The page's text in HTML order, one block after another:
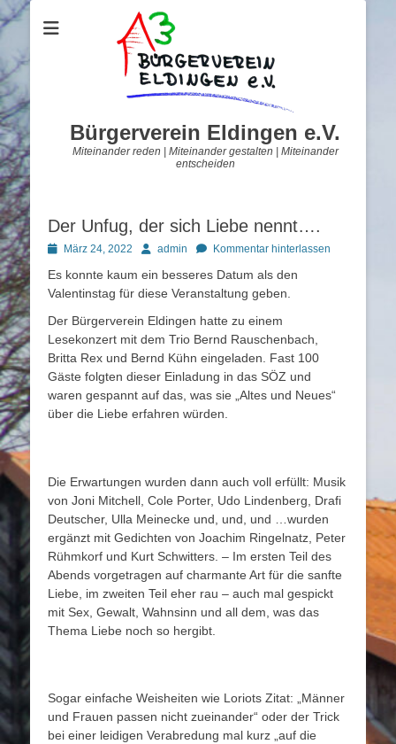
Bürgerverein Eldingen e.V.
Miteinander reden | Miteinander gestalten | Miteinander
entscheiden
Der Unfug, der sich Liebe nennt….
PostedMärz 24, 2022 Autoradmin Kommentar hinterlassen
Es konnte kaum ein besseres Datum als den
Valentinstag für diese Veranstaltung geben.
Der Bürgerverein Eldingen hatte zu einem
Lesekonzert mit dem Trio Bernd Rauschenbach,
Britta Rex und Bernd Kühn eingeladen. Fast 100
Gäste folgten dieser Einladung in das SÖZ und
waren gespannt auf das, was sie „Altes und Neues“
über die Liebe erfahren würden.
Die Erwartungen wurden dann auch voll erfüllt: Musik
von Joni Mitchell, Cole Porter, Udo Lindenberg, Drafi
Deutscher, Ulla Meinecke und, und, und …wurden
ergänzt mit Gedichten von Joachim Ringelnatz, Peter
Rühmkorf und Kurt Schwitters. – Im ersten Teil des
Abends vorgetragen auf charmante Art für die sanfte
Liebe, im zweiten Teil eher rau – auch mal gespickt
mit Sex, Gewalt, Wahnsinn und all dem, was das
Thema Liebe noch so hergibt.
Sogar einfache Weisheiten wie Loriots Zitat: „Männer
und Frauen passen nicht zueinander“ oder der Trick
bei einer leidigen Verabredung mal kurz „auf die